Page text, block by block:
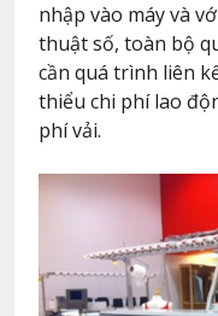
nhập vào máy và
thuật số, toàn bộ
cần quá trình liên
thiểu chi phí lao
phí vải.